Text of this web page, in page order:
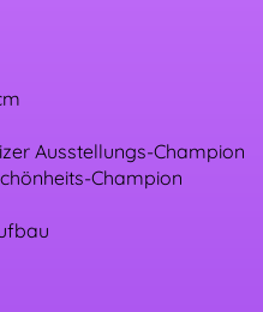
Ausstellungs-Champion
Champion